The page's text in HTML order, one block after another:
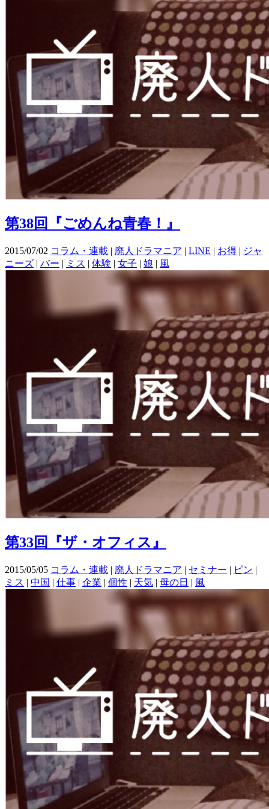
第38回『ごめんね青春！』
2015/07/02 コラム・連載 | 廃人ドラマニア | LINE | お得 | ジャ
ニーズ | バー | ミス | 体験 | 女子 | 娘 | 風
第33回『ザ・オフィス』
2015/05/05 コラム・連載 | 廃人ドラマニア | セミナー | ピン |
ミス | 中国 | 仕事 | 企業 | 個性 | 天気 | 母の日 | 風